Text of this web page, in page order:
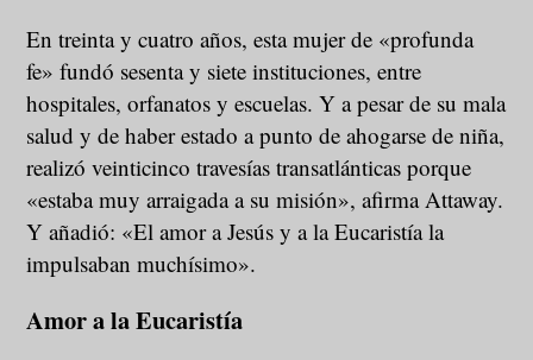
En treinta y cuatro años, esta mujer de «profunda
fe» fundó sesenta y siete instituciones, entre
hospitales, orfanatos y escuelas. Y a pesar de su mala
salud y de haber estado a punto de ahogarse de niña,
realizó veinticinco travesías transatlánticas porque
«estaba muy arraigada a su misión», afirma Attaway.
Y añadió: «El amor a Jesús y a la Eucaristía la
impulsaban muchísimo».
Amor a la Eucaristía